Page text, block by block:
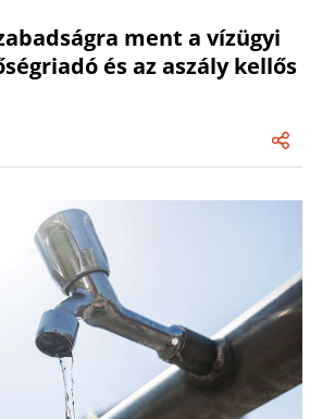
ment a vízügyi
és az aszály kellős